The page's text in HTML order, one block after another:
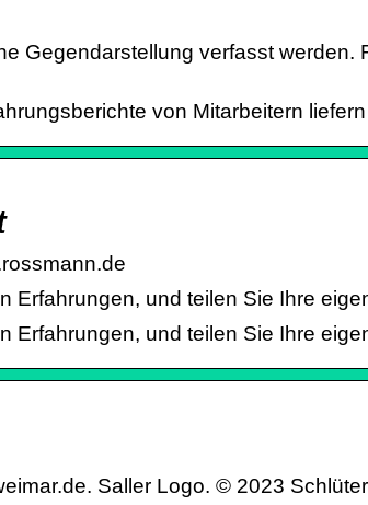
Gegendarstellung verfasst werden.
von Mitarbeitern
Erfahrungen, und teilen Sie Ihre
Erfahrungen, und teilen Sie Ihre
Saller Logo. © 2023